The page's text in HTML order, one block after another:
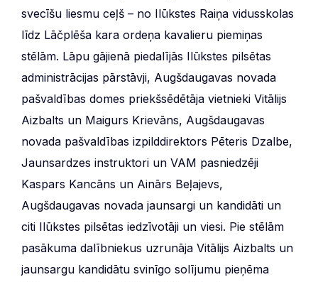
svecīšu liesmu ceļš – no Ilūkstes Raiņa vidusskolas
līdz Lāčplēša kara ordeņa kavalieru piemiņas
stēlām. Lāpu gājienā piedalījās Ilūkstes pilsētas
administrācijas pārstāvji, Augšdaugavas novada
pašvaldības domes priekšsēdētāja vietnieki Vitālijs
Aizbalts un Maigurs Krievāns, Augšdaugavas
novada pašvaldības izpilddirektors Pēteris Dzalbe,
Jaunsardzes instruktori un VAM pasniedzēji
Kaspars Kancāns un Ainārs Beļajevs,
Augšdaugavas novada jaunsargi un kandidāti un
citi Ilūkstes pilsētas iedzīvotāji un viesi. Pie stēlām
pasākuma dalībniekus uzrunāja Vitālijs Aizbalts un
jaunsargu kandidātu svinīgo solījumu pieņēma